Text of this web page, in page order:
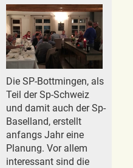
Die SP-Bottmingen, als
Teil der Sp-Schweiz
und damit auch der Sp-
Baselland, erstellt
anfangs Jahr eine
Planung. Vor allem
interessant sind die